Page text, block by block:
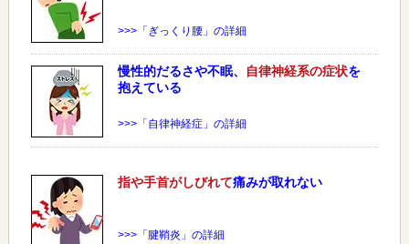
>>>「ぎっくり腰」の詳細
慢性的だるさや不眠、 自律神経系の症状を
抱えている
>>>「自律神経症」の詳細
指や手首がしびれて痛みが取れない
>>>「腱鞘炎」の詳細